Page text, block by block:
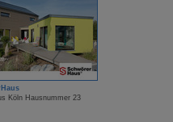
Köln Hausnummer 23